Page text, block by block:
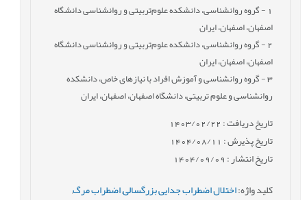
- گروه روانشناسی، دانشکده علوم‌تربیتی و روانشناسی دانشگاه
اصفهان، اصفهان، ایران
2- گروه روانشناسی، دانشکده علوم‌تربیتی و روانشناسی دانشگاه
اصفهان، اصفهان، ایران
3- گروه روانشناسی و آموزش افراد با نیازهای خاص، دانشکده
روانشناسی و علوم تربیتی، دانشگاه اصفهان، اصفهان، ایران
تاریخ دریافت : 1403/02/22
تاریخ پذیرش : 1404/08/11
تاریخ انتشار : 1404/09/09
کلید واژه:اختلال اضطراب جدایی بزرگسالی,اضطراب مرگ,